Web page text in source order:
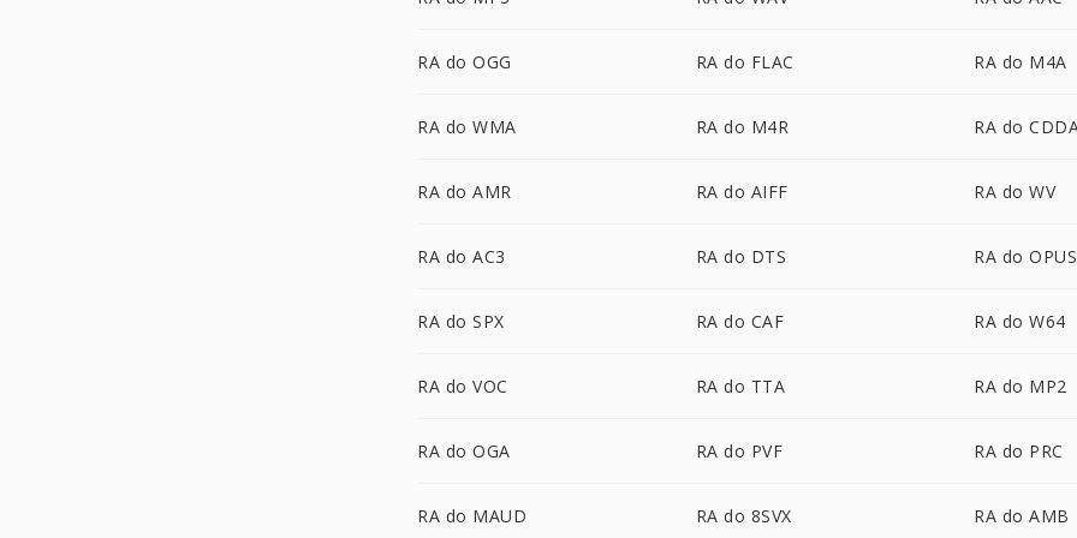
RA do OGG RA do FLAC RA do M4A
RA do WMA RA do M4R RA do
RA do AMR RA do AIFF RA do WV
RA do AC3 RA do DTS RA do OPUS
RA do SPX RA do CAF RA do W64
RA do VOC RA do TTA RA do MP2
RA do OGA RA do PVF RA do PRC
RA do MAUD RA do 8SVX RA do AMB